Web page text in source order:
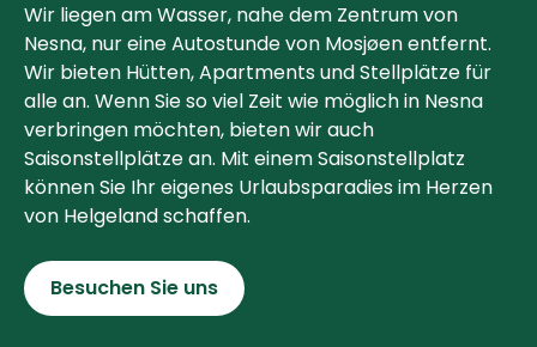
Wir liegen am Wasser, nahe dem Zentrum von
Nesna, nur eine Autostunde von Mosjøen entfernt.
Wir bieten Hütten, Apartments und Stellplätze für
alle an. Wenn Sie so viel Zeit wie möglich in Nesna
verbringen möchten, bieten wir auch
Saisonstellplätze an. Mit einem Saisonstellplatz
können Sie Ihr eigenes Urlaubsparadies im Herzen
von Helgeland schaffen.
Besuchen Sie uns